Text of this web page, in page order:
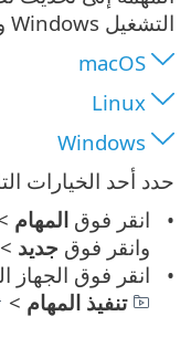
التشغيل Windows وmacOS وLinux.
macOS
Linux
Windows
حدد أحد الخيارات
انقر فوقالمهام
وانقر فوق جديد
انقر فوق
تنفيذ المهام >